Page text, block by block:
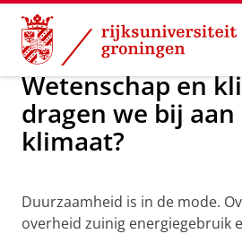
Skip
Content
Skip
Navigation
Maatschappij/bedrijven
Wetenschap en
dragen we bij aan
klimaat?
Wetenschap en klimaat: Hoe
Duurzaamheid is in de mode.
overheid zuinig energiegebruik